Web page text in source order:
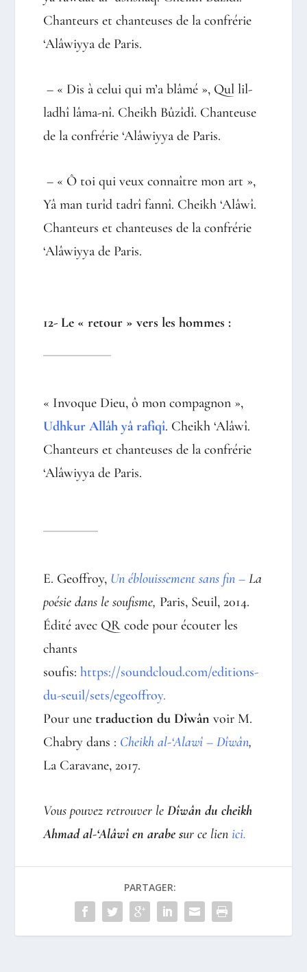
Chanteurs et chanteuses de la confrérie
‘Alâwiyya de Paris.
– « Dis à celui qui m’a blâmé », Qul lil-
ladhî lâma-nî. Cheikh Bûzîdî. Chanteuse
de la confrérie ‘Alâwiyya de Paris.
– « Ô toi qui veux connaître mon art »,
Yâ man turîd tadrî fannî. Cheikh ‘Alâwî.
Chanteurs et chanteuses de la confrérie
‘Alâwiyya de Paris.
12- Le « retour » vers les hommes :
« Invoque Dieu, ô mon compagnon »,
Udhkur Allâh yâ rafîqî. Cheikh ‘Alâwî.
Chanteurs et chanteuses de la confrérie
‘Alâwiyya de Paris.
E. Geoffroy, Un éblouissement sans fin –La
poésie dans le soufisme, Paris, Seuil, 2014.
Édité avec QR code pour écouter les
chants
soufis: https://soundcloud.com/editions-
du-seuil/sets/egeoffroy.
Pour une traduction du Dîwân voir M.
Chabry dans : Cheikh al-‘Alawî – Dîwân,
La Caravane, 2017.
Vous pouvez retrouver le Dîwân du cheikh
Ahmad al-‘Alâwî en arabe sur ce lien ici.
PARTAGER: